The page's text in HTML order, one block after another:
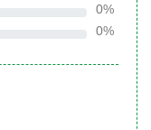
0%
0%